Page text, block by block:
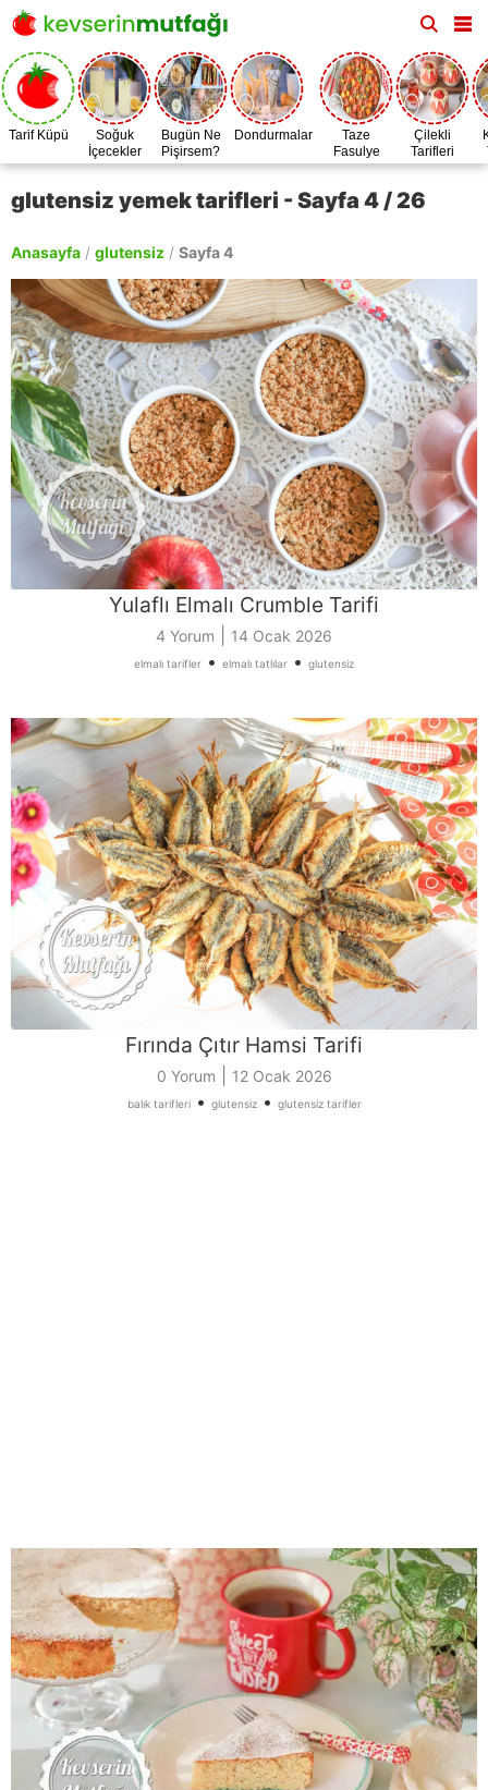
Tarif Küpü
Soğuk
İçecekler
Bugün Ne
Pişirsem?
Dondurmalar
Taze
Fasulye
Zamanı
Çilekli
Tarifleri
glutensiz yemek tarifleri - Sayfa 4 / 26
Anasayfa / glutensiz / Sayfa 4
Yulaflı Elmalı Crumble Tarifi
4 Yorum 14 Ocak 2026
elmalı tarifler • elmalı tatlılar • glutensiz
Fırında Çıtır Hamsi Tarifi
0 Yorum 12 Ocak 2026
balık tarifleri• glutensiz• glutensiz tarifler